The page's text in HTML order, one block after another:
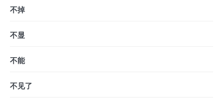
不掉
不显
不能
不见了